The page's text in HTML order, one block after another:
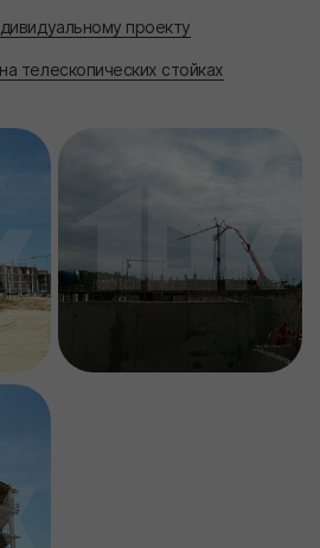
проекту
телескопических стойках